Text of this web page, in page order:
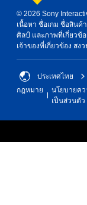
© 2026 Sony
เนื้อหา ชื่อเกม ชื่อสินค้
ศิลป์ และภาพที่เกี่ยวข้
เจ้าของที่เกี่ยวข้อง สง
ประเทศไทย
กฎหมาย
นโยบายคว
เป็นส่วนตัว